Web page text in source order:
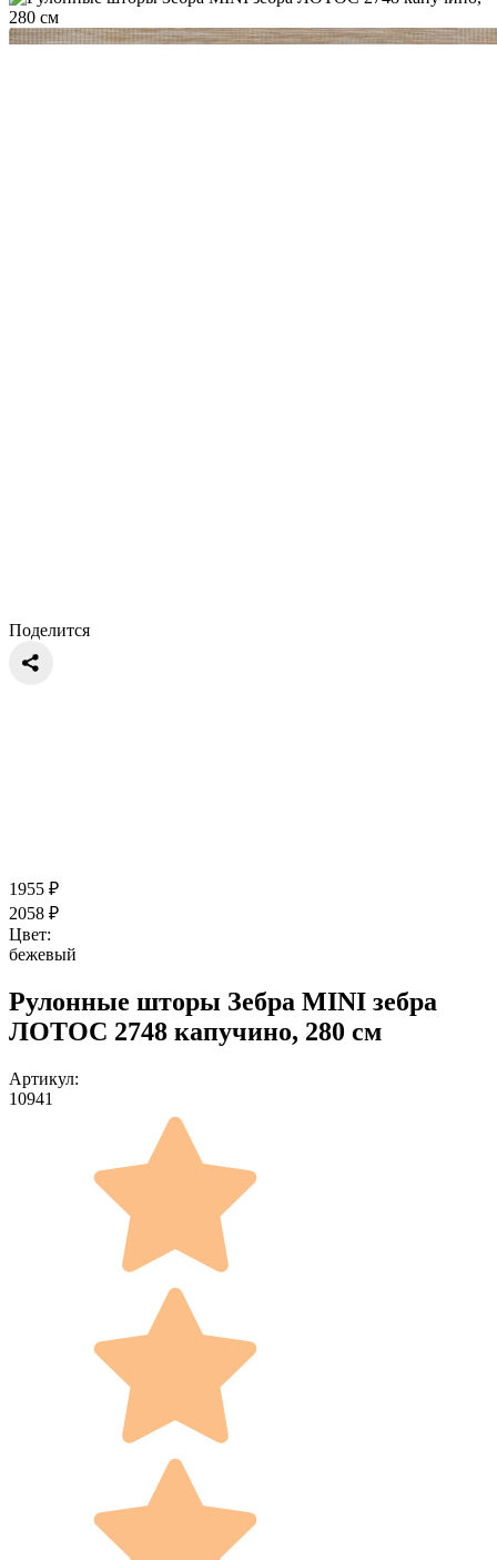
Поделится
1955 ₽
2058 ₽
Цвет:
бежевый
Рулонные шторы Зебра MINI зебра
ЛОТОС 2748 капучино, 280 см
Артикул:
10941